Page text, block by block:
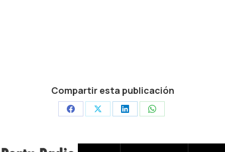
Compartir esta publicación
Share
Facebook
Share
X
Share
LinkedIn
Share
WhatsApp